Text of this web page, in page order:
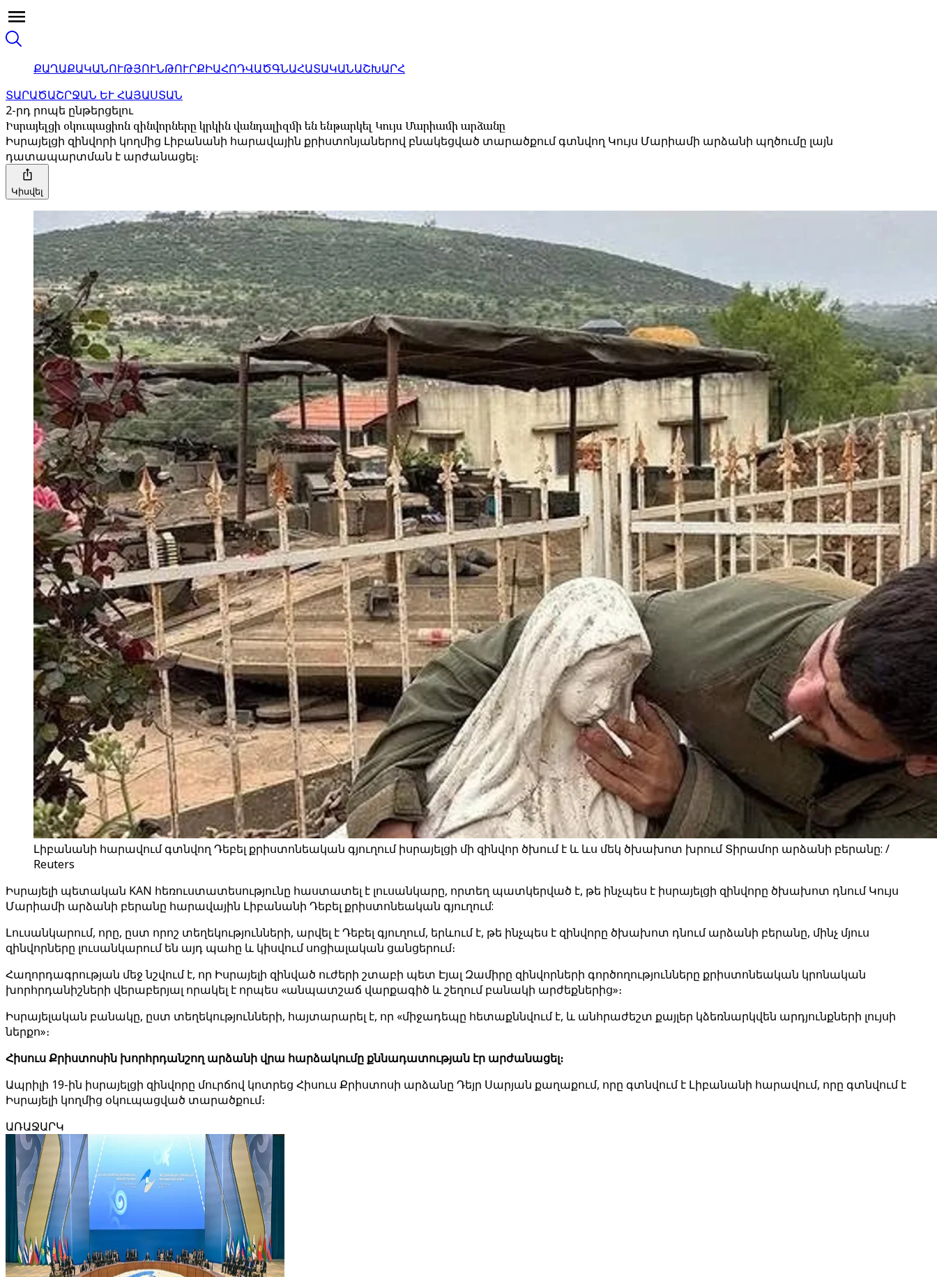
ՔԱՂԱՔԱԿԱՆՈՒԹՅՈՒՆԹՈՒՐՔԻԱՀՈԴՎԱԾԳՆԱՀԱՏԱԿԱՆԱՇԽԱՐՀ
ՏԱՐԱԾԱՇՐՋԱՆ ԵՒ ՀԱՅԱՍՏԱՆ
2-րդ րոպե ընթերցելու
Իսրայելցի օկուպացիոն զինվորները կրկին վանդալիզմի են ենթարկել Կույս Մարիամի արձանը
Իսրայելցի զինվորի կողմից Լիբանանի հարավային քրիստոնյաներով բնակեցված տարածքում գտնվող Կույս Մարիամի արձանի պղծումը լայն
դատապարտման է արժանացել։
Կիսվել
Լիբանանի հարավում գտնվող Դեբել քրիստոնեական գյուղում իսրայելցի մի զինվոր ծխում է և ևս մեկ ծխախոտ խրում Տիրամոր արձանի բերանը: /
Reuters
Իսրայելի պետական ​​KAN հեռուստատեսությունը հաստատել է լուսանկարը, որտեղ պատկերված է, թե ինչպես է իսրայելցի զինվորը ծխախոտ դնում Կույս
Մարիամի արձանի բերանը հարավային Լիբանանի Դեբել քրիստոնեական գյուղում:
Լուսանկարում, որը, ըստ որոշ տեղեկությունների, արվել է Դեբել գյուղում, երևում է, թե ինչպես է զինվորը ծխախոտ դնում արձանի բերանը, մինչ մյուս
զինվորները լուսանկարում են այդ պահը և կիսվում սոցիալական ցանցերում։
Հաղորդագրության մեջ նշվում է, որ Իսրայելի զինված ուժերի շտաբի պետ Էյալ Զամիրը զինվորների գործողությունները քրիստոնեական կրոնական
խորհրդանիշների վերաբերյալ որակել է որպես «անպատշաճ վարքագիծ և շեղում բանակի արժեքներից»։
Իսրայելական բանակը, ըստ տեղեկությունների, հայտարարել է, որ «միջադեպը հետաքննվում է, և անհրաժեշտ քայլեր կձեռնարկվեն արդյունքների լույսի
ներքո»։
Հիսուս Քրիստոսին խորհրդանշող արձանի վրա հարձակումը քննադատության էր արժանացել։
Ապրիլի 19-ին իսրայելցի զինվորը մուրճով կոտրեց Հիսուս Քրիստոսի արձանը Դեյր Սարյան քաղաքում, որը գտնվում է Լիբանանի հարավում, որը գտնվում է
Իսրայելի կողմից օկուպացված տարածքում։
ԱՌԱՋԱՐԿ